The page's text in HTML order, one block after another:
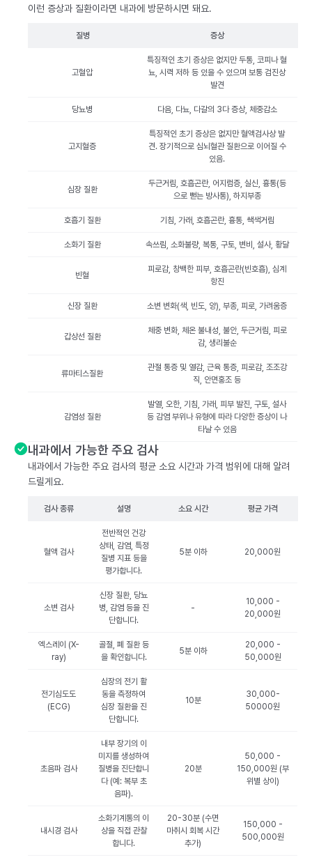
이런 증상과 질환이라면 내과에 방문하시면 돼요.
질병 증상
고혈압
특징적인 초기 증상은 없지만 두통, 코피나 혈
뇨, 시력 저하 등 있을 수 있으며 보통 검진상
발견
당뇨병 다음, 다뇨, 다갈의 3다 증상, 체중감소
고지혈증
특징적인 초기 증상은 없지만 혈액검사상 발
견. 장기적으로 심뇌혈관 질환으로 이어질 수
있음.
심장 질환
두근거림, 호흡곤란, 어지럼증, 실신, 흉통(등
으로 뻗는 방사통), 하지부종
호흡기 질환 기침, 가래, 호흡곤란, 흉통, 쌕색거림
소화기 질환 속쓰림, 소화불량, 복통, 구토, 변비, 설사, 황달
빈혈
피로감, 창백한 피부, 호흡곤란(빈호흡), 심계
항진
신장 질환 소변 변화(색, 빈도, 양), 부종, 피로, 가려움증
갑상선 질환
체중 변화, 체온 불내성, 불안, 두근거림, 피로
감, 생리불순
류마티스질환
관절 통증 및 열감, 근육 통증, 피로감, 조조강
직, 안면홍조 등
감염성 질환
발열, 오한, 기침, 가래, 피부 발진, 구토, 설사
등 감염 부위나 유형에 따라 다양한 증상이 나
타날 수 있음
내과에서 가능한 주요 검사
내과에서 가능한 주요 검사의 평균 소요 시간과 가격 범위에 대해 알려
드릴게요.
검사 종류 설명 소요 시간 평균 가격
혈액 검사
전반적인 건강
상태, 감염, 특정
질병 지표 등을
평가합니다.
5분 이하 20,000원
소변 검사
신장 질환, 당뇨
병, 감염 등을 진
단합니다.
-
10,000 -
20,000원
엑스레이 (X-
ray)
골절, 폐 질환 등
을 확인합니다.
5분 이하
20,000 -
50,000원
전기심도도
(ECG)
심장의 전기 활
동을 측정하여
심장 질환을 진
단합니다.
10분
30,000-
50000원
초음파 검사
내부 장기의 이
미지를 생성하여
질병을 진단합니
다 (예: 복부 초
음파).
20분
50,000 -
150,000원 (부
위별 상이)
내시경 검사
소화기계통의 이
상을 직접 관찰
합니다.
20-30분 (수면
마취시 회복 시간
추가)
150,000 -
500,000원